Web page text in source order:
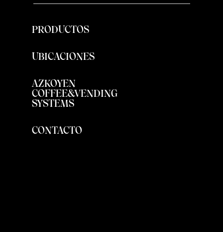
PRODUCTOS
UBICACIONES
AZKOYEN
COFFEE&VENDING
SYSTEMS
CONTACTO